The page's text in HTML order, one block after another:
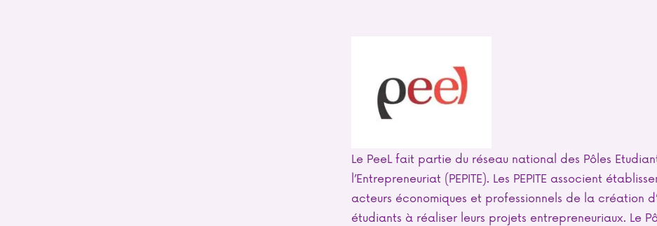
Le PeeL fait partie du réseau national des Pôles
l’Entrepreneuriat (PEPITE). Les PEPITE associent
acteurs économiques et professionnels de la création
étudiants à réaliser leurs projets entrepreneuriaux. Le